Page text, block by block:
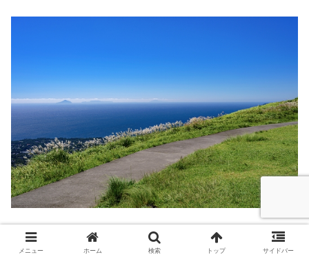
山も海も美しい伊豆高原は、絶景を楽しみたい方にぴった
りの旅行先です。
メニュー ホーム 検索 トップ サイドバー